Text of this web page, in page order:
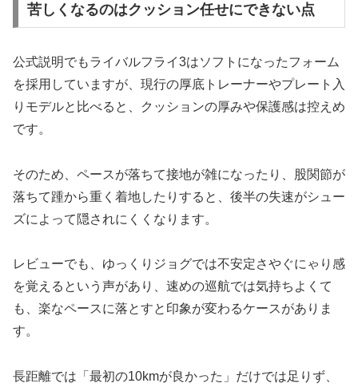
苦しくなるのはクッション任せにできない点
公式説明でもライバルフライ3はソフトになったフォーム
を採用していますが、現行の厚底トレーナーやプレート入
りモデルと比べると、クッションの厚みや保護感は控えめ
です。
そのため、ペースが落ちて接地が雑になったり、股関節が
落ちて踵から重く着地したりすると、後半の失速がシュー
ズによって隠されにくくなります。
レビューでも、ゆっくりジョグでは不安定さやぐにゃり感
を覚えるという声があり、速めの巡航では気持ちよくて
も、楽なペースに落とすと印象が変わるケースがありま
す。
長距離では「最初の10kmが良かった」だけでは足りず、